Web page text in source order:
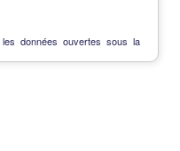
données ouvertes sous la